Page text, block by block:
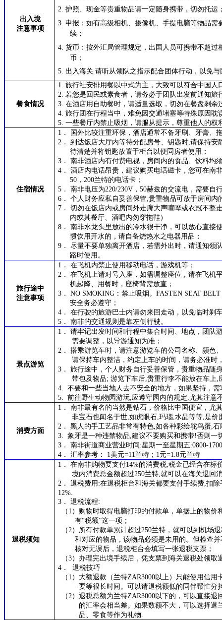
出入境
注意事项
2.护照、现金等贵重物品请一定随身携带，切勿托运
3.申报：如有高级相机、摄像机、手提电脑等物品
续；
4.货币：按外汇局管理规定，出国人员可携带不超过
币；
5.出入海关 请听从领队之指示配合团体行动，以免
餐食情况
1.旅行社安排用餐以中式为主，大致可以符合中国
2.若您是回民或素食者，请务必于团队出发前通知旅
3.在酒店用自助餐时，请适量选取，切勿在餐盘剩
4.旅行团在行程当中，难免因交通堵塞等特殊原因耽
5.一些餐厅内禁止吸烟，请服从提示，尊重他人的权
住宿情况
1．
国外比较注重环保，酒店通常不备牙刷、牙膏、
2．到达饭店大厅内等待分配房号、钥匙时,请保持
待清楚并将钥匙放置于柜台以便同房者使用；
3．南非酒店内有付费电视，房间内的食品、饮料均
4．酒店内电话昂贵，建议购买电话磁卡，您可在南
50，200兰特的电话卡；
5．南非电压为220/230V，50赫兹的交流电，需要自
6．个人财务应私自妥善保管,贵重物品可放于房间内
7．切勿在饭店内或房间外走廊大声喧哗或衣冠不整
内或其餐厅、酒吧内勿穿拖鞋）
8．南非水龙头里放出的冷水很干净，可以放心直接
惯饮用开水的，请自备烧热水之电器用品；
9． 尽量不要单独离开酒店，若需外出时，请通知领
路时使用。
旅行途中
注意事项
1．在飞机内禁止使用移动电话，游戏机等；
2．在飞机上请对号入座，如需调整座位，请在飞机
机起降、用餐时，座椅背需放直；
3．NO SMOKING：禁止吸烟。FASTEN SEAT
安全务必遵守；
4．在行驶的旅游巴士内请勿来回走动，以免临时刹
5．南非的交通规则是靠左侧行驶。
景点游览
1．请牢记出发时间和行程中集合时间、地点，团队
需要调整，以导游通知为准；
2． 搭乘游览车时，请注意游览车的公司名称、颜色
请保持车内整洁，约定上车的 时间，请务必准时
3． 旅行途中，个人财务自行妥善保管，贵重物品随
带包及物品; 游览下车后,贵重行李不能放在车上,
4. 不要和一些当地人去不安全的地方，如果坚持，
5. 前往野生动物园游玩,应遵守园内的规定,尤其注意
消费方面
1． 南非最有名的当然是钻石，价格比中国便宜，尤
非宝石也闻名于世,如虎眼石,玛瑙,水晶等等,是价
2． 黑人的手工艺品非常有特色,如各种彩绘鸵鸟蛋,
3. 象牙是一种违禁物品,建议不要购买和携带!否则一
3． 南非街道商业营业时间:星期一至星期五:0800-
4．汇率参考： 1美元=11兰特；1 元=1 .8元兰特
退税须知
1． 在南非购物要支付14%的消费税,税金已经含在
境内消费总金额超过250兰特,就可以在海关退回
2． 退税费用:在退税柜台和海关都要支付手续费,扣
12%.
3． 退税流程:
（1） 购物时取得电脑打印的付款单，单据上的物价
有“税额”这一项；
（2） 所有付款单累计超过250兰特，就可以到机场
和对应的物品，该物品必须是未用的。但检查
核对无误后，退税柜台会填写一张退税支票；
（3）办理完出境手续后，凭支票到海关退税处领取
4． 退税技巧
（ 1）大额退款（兰特ZAR3000以上）只能使用信
要等很长时间。可以请退税额低的同伴帮忙分
（2）退税总额为兰特ZAR3000以下的，可以直接
的汇率会相当差。如果数额不大，可以选择退
品、零食等作为礼物.